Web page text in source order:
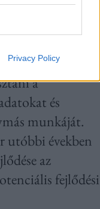
Privacy Policy
farmerek
a
és
munkáját.
utóbbi években
az
fejlődési